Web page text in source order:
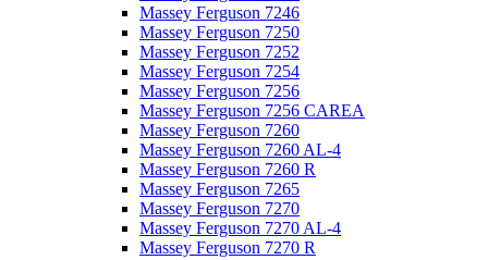
Massey Ferguson 7246
Massey Ferguson 7250
Massey Ferguson 7252
Massey Ferguson 7254
Massey Ferguson 7256
Massey Ferguson 7256 CAREA
Massey Ferguson 7260
Massey Ferguson 7260 AL-4
Massey Ferguson 7260 R
Massey Ferguson 7265
Massey Ferguson 7270
Massey Ferguson 7270 AL-4
Massey Ferguson 7270 R